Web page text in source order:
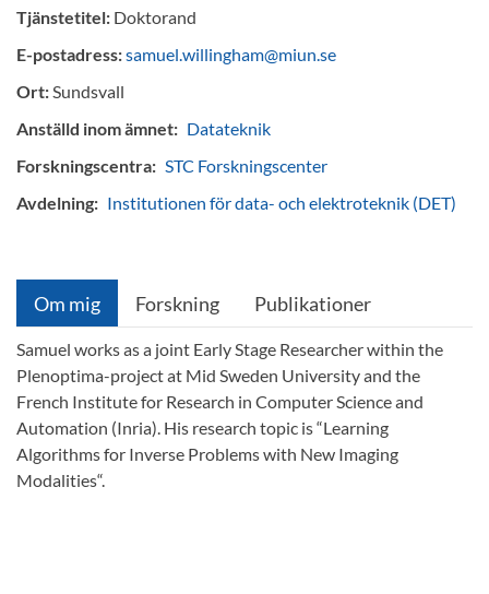
Tjänstetitel: Doktorand
E-postadress:samuel.willingham@miun.se
Ort:Sundsvall
Anställd inom ämnet: Datateknik
Forskningscentra: STC Forskningscenter
Avdelning: Institutionen för data- och elektroteknik (DET)
Om mig Forskning Publikationer
Samuel works as a joint Early Stage Researcher within the
Plenoptima-project at Mid Sweden University and the
French Institute for Research in Computer Science and
Automation (Inria). His research topic is “Learning
Algorithms for Inverse Problems with New Imaging
Modalities“.